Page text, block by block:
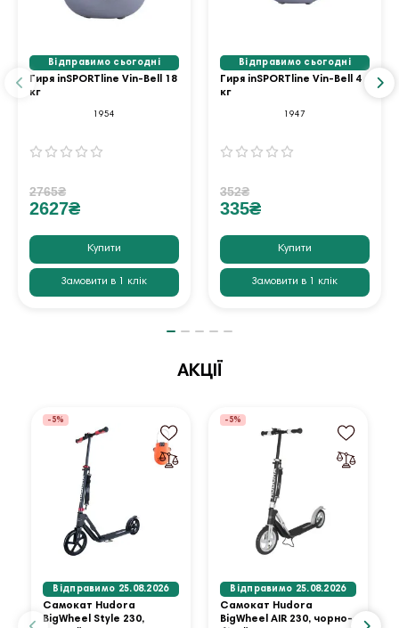
Відправимо сьогодні
Гиря inSPORTline Vin-Bell 18
кг
1954
2765₴
2627₴
Купити
Замовити в 1 клік
Відправимо сьогодні
Гиря inSPORTline Vin-Bell 4
кг
1947
352₴
335₴
Купити
Замовити в 1 клік
АКЦІЇ
-5%
Відправимо 25.08.2026
Самокат Hudora
BigWheel Style 230,
-5%
Відправимо 25.08.2026
Самокат Hudora
BigWheel AIR 230, чорно-